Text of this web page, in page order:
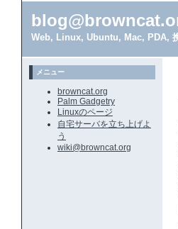
Web, Linux, Ubuntu, Mac, PDA,
メニュー
browncat.org
Palm Gadgetry
Linuxのページ
自宅サーバを立ち上げよ
う
wiki@browncat.org